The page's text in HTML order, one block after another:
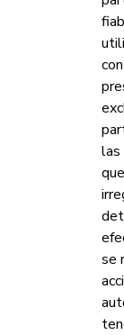
las
se